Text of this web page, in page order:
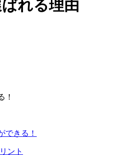
れる理由
！
できる！